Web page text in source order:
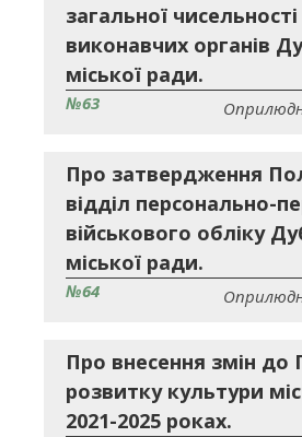
загальної
виконавчих органів
міської ради.
№63
Про затвердження
відділ персонально-
військового обліку
міської ради.
№64
Про внесення змін до
розвитку культури
2021-2025 роках.